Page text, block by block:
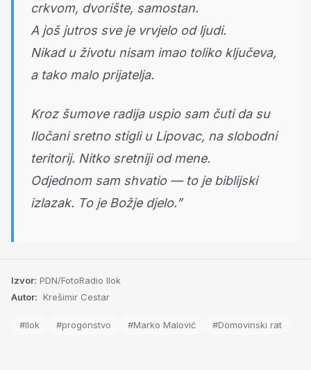
crkvom, dvorište, samostan.
A još jutros sve je vrvjelo od ljudi.
Nikad u životu nisam imao toliko ključeva,
a tako malo prijatelja.
Kroz šumove radija uspio sam čuti da su
Iločani sretno stigli u Lipovac, na slobodni
teritorij. Nitko sretniji od mene.
Odjednom sam shvatio — to je biblijski
izlazak. To je Božje djelo.”
Izvor: PDN/FotoRadio Ilok
Autor: Krešimir Cestar
#Ilok #progonstvo #Marko Malović #Domovinski rat